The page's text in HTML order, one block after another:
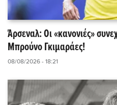
Άρσεναλ: Οι «κανονιές»
Μπρούνο Γκιμαράες!
08/08/2026 - 18:21